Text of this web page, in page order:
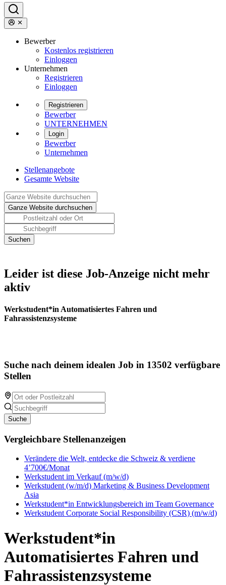
Bewerber
Kostenlos registrieren
Einloggen
Unternehmen
Registrieren
Einloggen
Registrieren
Bewerber
UNTERNEHMEN
Login
Bewerber
Unternehmen
Stellenangebote
Gesamte Website
Leider ist diese Job-Anzeige nicht mehr
aktiv
Werkstudent*in Automatisiertes Fahren und
Fahrassistenzsysteme
Suche nach deinem idealen Job in 13502 verfügbare
Stellen
Suche
Vergleichbare Stellenanzeigen
Verändere die Welt, entdecke die Schweiz & verdiene
4’700€/Monat
Werkstudent im Verkauf (m/w/d)
Werkstudent (w/m/d) Marketing & Business Development
Asia
Werkstudent*in Entwicklungsbereich im Team Governance
Werkstudent Corporate Social Responsibility (CSR) (m/w/d)
Werkstudent*in
Automatisiertes Fahren und
Fahrassistenzsysteme